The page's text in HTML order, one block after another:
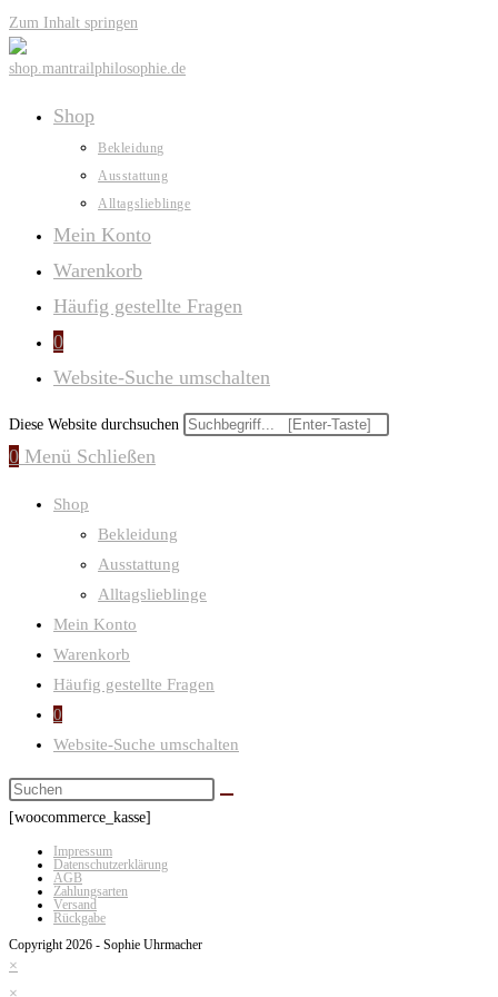
Zum Inhalt springen
Shop
Bekleidung
Ausstattung
Alltagslieblinge
Mein Konto
Warenkorb
Häufig gestellte Fragen
0
Website-Suche umschalten
Diese Website durchsuchen
0 Menü Schließen
Shop
Bekleidung
Ausstattung
Alltagslieblinge
Mein Konto
Warenkorb
Häufig gestellte Fragen
0
Website-Suche umschalten
[woocommerce_kasse]
Impressum
Datenschutzerklärung
AGB
Zahlungsarten
Versand
Rückgabe
Copyright 2026 - Sophie Uhrmacher
×
×